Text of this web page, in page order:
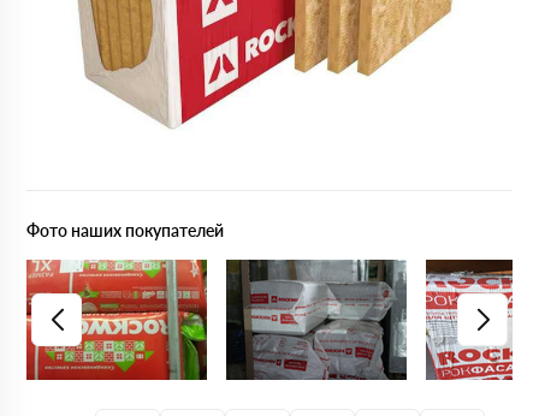
Фото наших покупателей